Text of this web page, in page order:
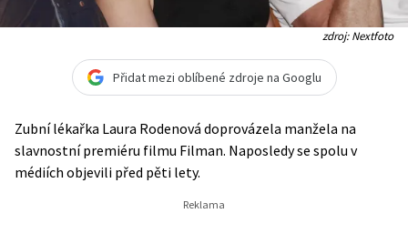
zdroj: Nextfoto
Přidat mezi oblíbené zdroje na Googlu
Zubní lékařka Laura Rodenová doprovázela manžela na
slavnostní premiéru filmu Filman. Naposledy se spolu v
médiích objevili před pěti lety.